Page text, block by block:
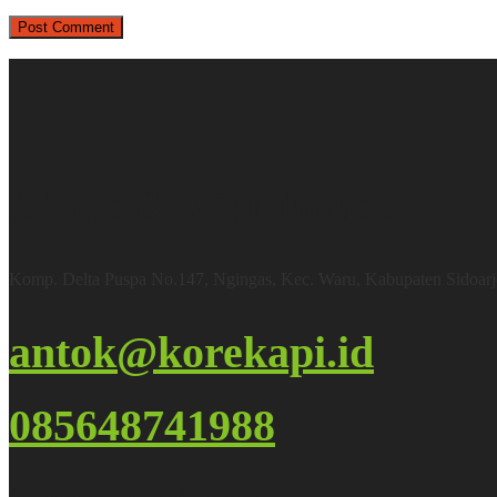
antok@korekapi.id
085648741988